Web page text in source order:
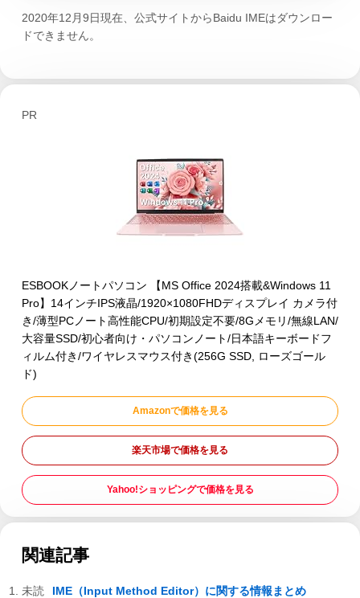
2020年12月9日現在、公式サイトからBaidu IMEはダウンロー
ドできません。
PR
ESBOOKノートパソコン 【MS Office 2024搭載&Windows 11
Pro】14インチIPS液晶/1920×1080FHDディスプレイ カメラ付
き/薄型PCノート高性能CPU/初期設定不要/8Gメモリ/無線LAN/
大容量SSD/初心者向け・パソコンノート/日本語キーボードフ
ィルム付き/ワイヤレスマウス付き(256G SSD, ローズゴール
ド)
Amazonで価格を見る
楽天市場で価格を見る
Yahoo!ショッピングで価格を見る
関連記事
IME（Input Method Editor）に関する情報まとめ